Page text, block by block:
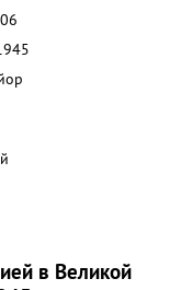
в Великой